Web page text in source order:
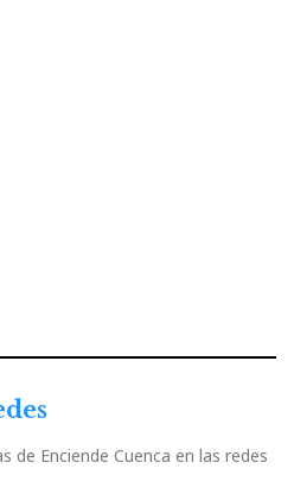
de Enciende Cuenca en las redes